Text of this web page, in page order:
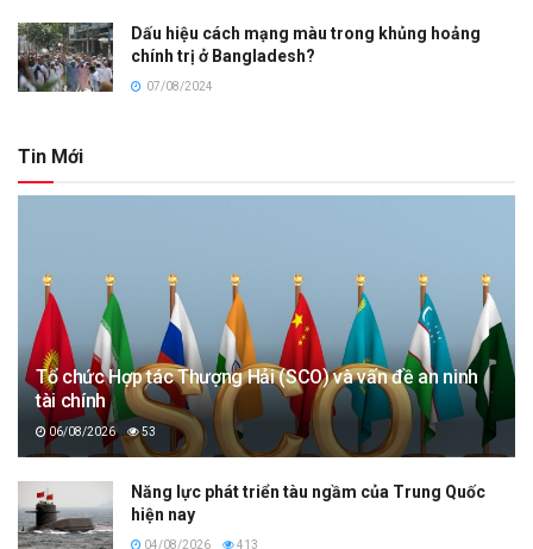
Dấu hiệu cách mạng màu trong khủng hoảng
chính trị ở Bangladesh?
07/08/2024
Tin Mới
Tổ chức Hợp tác Thượng Hải (SCO) và vấn đề an ninh
tài chính
06/08/2026 53
Năng lực phát triển tàu ngầm của Trung Quốc
hiện nay
04/08/2026 413